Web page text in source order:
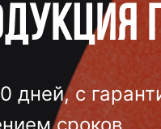
дней, с